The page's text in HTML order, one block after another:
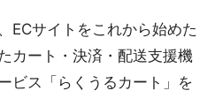
ECサイトをこれから始めた
カート・決済・配送支援機
ビス「らくうるカート」を